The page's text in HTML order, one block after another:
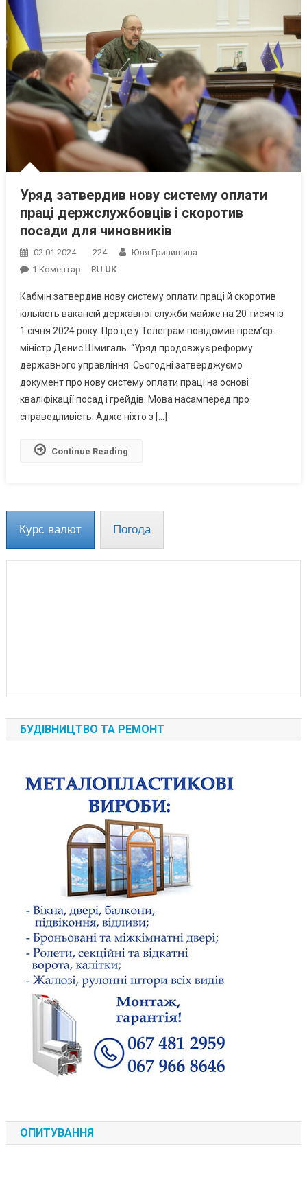
Уряд затвердив нову систему оплати
праці держслужбовців і скоротив
посади для чиновників
02.01.2024 224
Юля Гринишина
1 КоментарДо
Затвердив
Нову
Систему
Оплати
Праці
Держслужбовців
І
Скоротив
Чиновників
RU UK
Кабмін затвердив нову систему оплати праці й скоротив
кількість вакансій державної служби майже на 20 тисяч із
1 січня 2024 року. Про це у Телеграм повідомив прем’єр-
міністр Денис Шмигаль. “Уряд продовжує реформу
державного управління. Сьогодні затверджуємо
документ про нову систему оплати праці на основі
кваліфікації посад і грейдів. Мова насамперед про
справедливість. Адже ніхто з […]
Continue Reading
Курс валют Погода
БУДІВНИЦТВО ТА РЕМОНТ
ОПИТУВАННЯ